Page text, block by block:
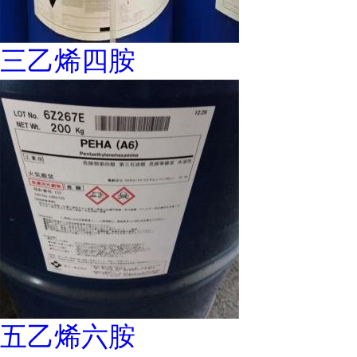
三乙烯四胺
五乙烯六胺